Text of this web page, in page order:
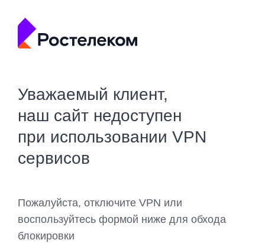
Уважаемый клиент,
наш сайт недоступен
при использовании VPN
сервисов
Пожалуйста, отключите VPN или
воспользуйтесь формой ниже для обхода
блокировки